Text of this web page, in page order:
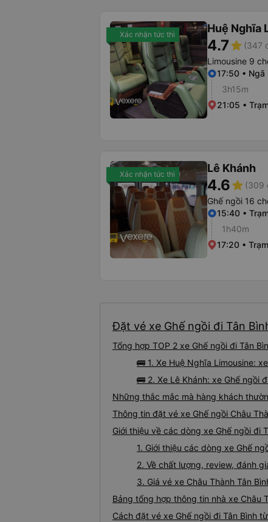
Xác nhận tức thì Huệ Nghĩa
4.7star (347
Limousine 9
17:50 • Ngã
3h15m
21:05 •
Xác nhận tức thì Lê Khánh
4.6star (309
Ghế ngồi 16
15:40 •
1h40m
17:20 •
Đặt vé xe Ghế ngồi đi Tân
Tổng hợp TOP 2 xe Ghế ngồi đi Tân
🚌 1. Xe Huệ Nghĩa Limousine:
🚌 2. Xe Lê Khánh: xe Ghế ngồi
Những thắc mắc mà hàng khách
Thông tin đặt vé xe Ghế ngồi Châu
Giới thiệu về các dòng xe Ghế ngồi đi
1. Giới thiệu các dòng xe Ghế
2. Về chất lượng, review, đánh
3. Giá vé xe Châu Thành Tân
Bảng tổng hợp thông tin nhà xe Châu
Cách đặt vé xe Ghế ngồi đi Tân Bình